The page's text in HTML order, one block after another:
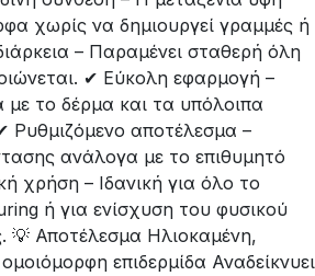
χωρίς να δημιουργεί γραμμές ή
– Παραμένει σταθερή όλη
✔ Εύκολη εφαρμογή –
με το δέρμα και τα υπόλοιπα
Ρυθμιζόμενο αποτέλεσμα –
ανάλογα με το επιθυμητό
χρήση – Ιδανική για όλο το
ή για ενίσχυση του φυσικού
💡 Αποτέλεσμα Ηλιοκαμένη,
επιδερμίδα Αναδείκνυει